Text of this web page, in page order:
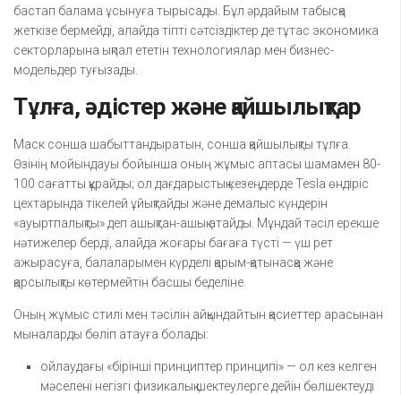
бастап балама ұсынуға тырысады. Бұл әрдайым табысқа
жеткізе бермейді, алайда тіпті сәтсіздіктер де тұтас экономика
секторларына ықпал ететін технологиялар мен бизнес-
модельдер туғызады.
Тұлға, әдістер және қайшылықтар
Маск сонша шабыттандыратын, сонша қайшылықты тұлға.
Өзінің мойындауы бойынша оның жұмыс аптасы шамамен 80-
100 сағатты құрайды; ол дағдарыстық кезеңдерде Tesla өндіріс
цехтарында тікелей ұйықтайды және демалыс күндерін
«ауыртпалықты» деп ашықтан-ашық атайды. Мұндай тәсіл ерекше
нәтижелер берді, алайда жоғары бағаға түсті — үш рет
ажырасуға, балаларымен күрделі қарым-қатынасқа және
қарсылықты көтермейтін басшы беделіне.
Оның жұмыс стилі мен тәсілін айқындайтын қасиеттер арасынан
мыналарды бөліп атауға болады:
ойлаудағы «бірінші принциптер принципі» — ол кез келген
мәселені негізгі физикалық шектеулерге дейін бөлшектеуді